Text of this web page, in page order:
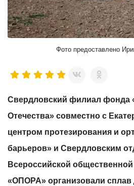
Фото предоставлено
Свердловский филиал фонда
Отечества» совместно с
центром протезирования и
барьеров» и Свердловским
Всероссийской
«ОПОРА» организовали